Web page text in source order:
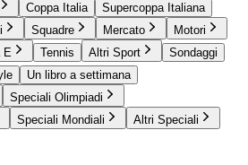
Coppa Italia
Supercoppa Italiana
Squadre Mercato
Motori
E Tennis Altri Sport
Sondaggi
Un libro a settimana
Speciali Olimpiadi
Speciali Mondiali Altri Speciali